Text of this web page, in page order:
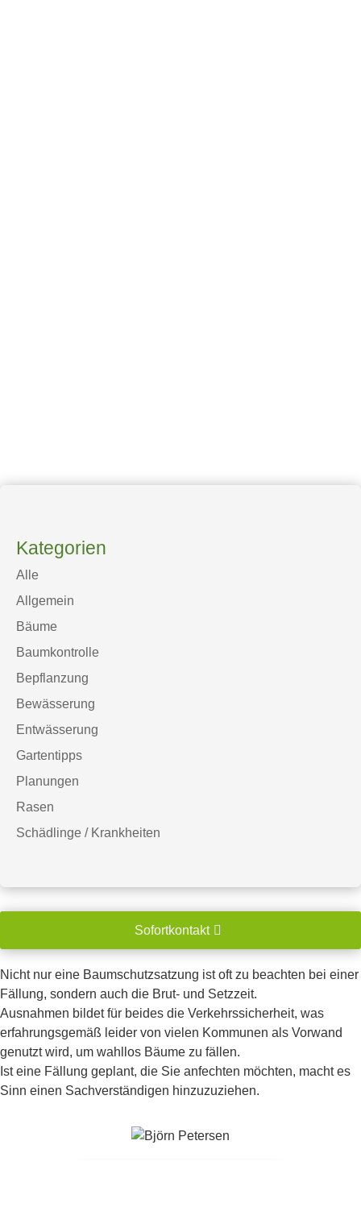
Kategorien
Alle
Allgemein
Bäume
Baumkontrolle
Bepflanzung
Bewässerung
Entwässerung
Gartentipps
Planungen
Rasen
Schädlinge / Krankheiten
Sofortkontakt
Nicht nur eine Baumschutzsatzung ist oft zu beachten bei einer
Fällung, sondern auch die Brut- und Setzzeit.
Ausnahmen bildet für beides die Verkehrssicherheit, was
erfahrungsgemäß leider von vielen Kommunen als Vorwand
genutzt wird, um wahllos Bäume zu fällen.
Ist eine Fällung geplant, die Sie anfechten möchten, macht es
Sinn einen Sachverständigen hinzuzuziehen.